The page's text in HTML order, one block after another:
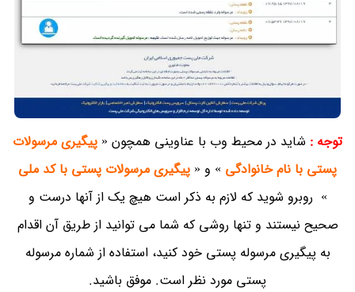
توجه : شاید در محیط وب با عناوینی همچون « پیگیری مرسولات
پستی با نام خانوادگی » و « پیگیری مرسولات پستی با کد ملی
» روبرو شوید که لازم به ذکر است هیچ یک از آنها درست و
صحیح نیستند و تنها روشی که شما می توانید از طریق آن اقدام
به پیگیری مرسوله پستی خود کنید، استفاده از شماره مرسوله
پستی مورد نظر است. موفق باشید.